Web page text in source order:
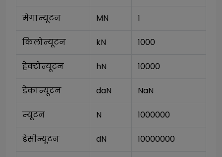
मेगान्यूटन MN 1
किलोन्यूटन kN 1000
हेक्टोन्यूटन hN 10000
डेकान्यूटन daN NaN
न्यूटन N 1000000
डेसीन्यूटन dN 10000000